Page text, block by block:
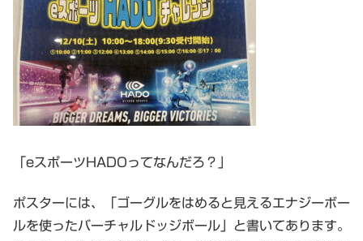
「eスポーツHADOってなんだろ？」
ポスターには、「ゴーグルをはめると見えるエナジーボー
ルを使ったバーチャルドッジボール」と書いてあります。